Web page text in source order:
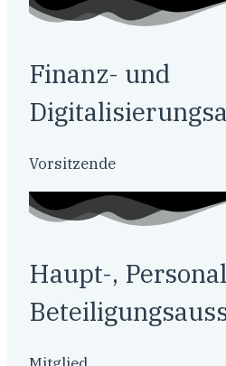
Finanz- und
Vorsitzende
Haupt-,